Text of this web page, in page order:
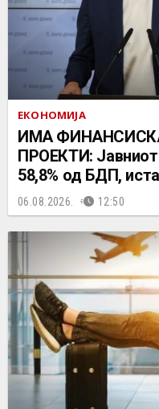
ЕКОНОМИЈА
ИМА
ПРОЕКТИ:
58,8% од БДП,
06.08.2026. 12:50